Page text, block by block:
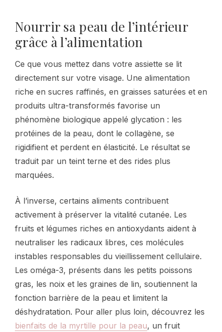
Nourrir sa peau de l’intérieur
grâce à l’alimentation
Ce que vous mettez dans votre assiette se lit
directement sur votre visage. Une alimentation
riche en sucres raffinés, en graisses saturées et en
produits ultra-transformés favorise un
phénomène biologique appelé glycation : les
protéines de la peau, dont le collagène, se
rigidifient et perdent en élasticité. Le résultat se
traduit par un teint terne et des rides plus
marquées.
À l’inverse, certains aliments contribuent
activement à préserver la vitalité cutanée. Les
fruits et légumes riches en antioxydants aident à
neutraliser les radicaux libres, ces molécules
instables responsables du vieillissement cellulaire.
Les oméga-3, présents dans les petits poissons
gras, les noix et les graines de lin, soutiennent la
fonction barrière de la peau et limitent la
déshydratation. Pour aller plus loin, découvrez les
bienfaits de la myrtille pour la peau, un fruit